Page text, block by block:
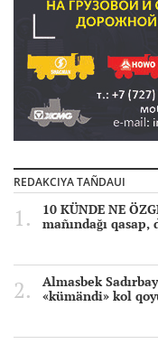
REDAKCIYA TAÑDAUI
10 KÜNDE NE
mañındağı qasap,
Almasbek
«kümändi» kol